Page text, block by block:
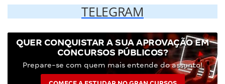
TELEGRAM
QUER CONQUISTAR A SUA APROVAÇÃO EM
CONCURSOS PÚBLICOS?
Prepare-se com quem mais entende do assunto!